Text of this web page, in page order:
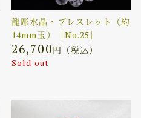
龍彫水晶・ブレスレット（約
14mm玉）［No.25］
26,700円（税込）
Sold out